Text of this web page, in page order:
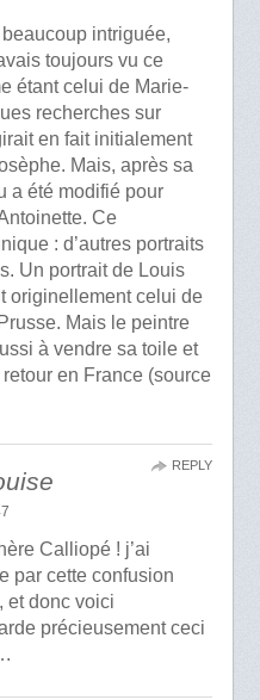
intriguée,
toujours vu ce
étant celui de Marie-
recherches sur
en fait initialement
Mais, après sa
a été modifié pour
Ce
: d’autres portraits
Un portrait de Louis
originellement celui de
Mais le peintre
à vendre sa toile et
retour en France (source
Calliopé ! j’ai
par cette confusion
et donc voici
précieusement ceci
REPLY